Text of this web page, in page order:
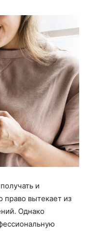
и
право вытекает из
Однако